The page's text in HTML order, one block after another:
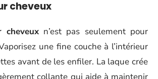
cheveux
cheveuxn’est pas seulement pour
une fine couche à l’intérieur
avant de les enfiler. La laque crée
collante qui aide à maintenir